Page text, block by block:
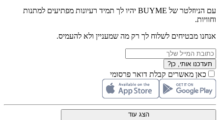
עם הניוזלטר של BUYME יהיו לך תמיד רעיונות מפתיעים למתנות
וחוויות.
אנחנו מבטיחים לשלוח לך רק מה שמעניין ולא להעמיס.
תעדכנו אותי, כן?
כאן מאשרים קבלת דואר פרסומי
הצג עוד